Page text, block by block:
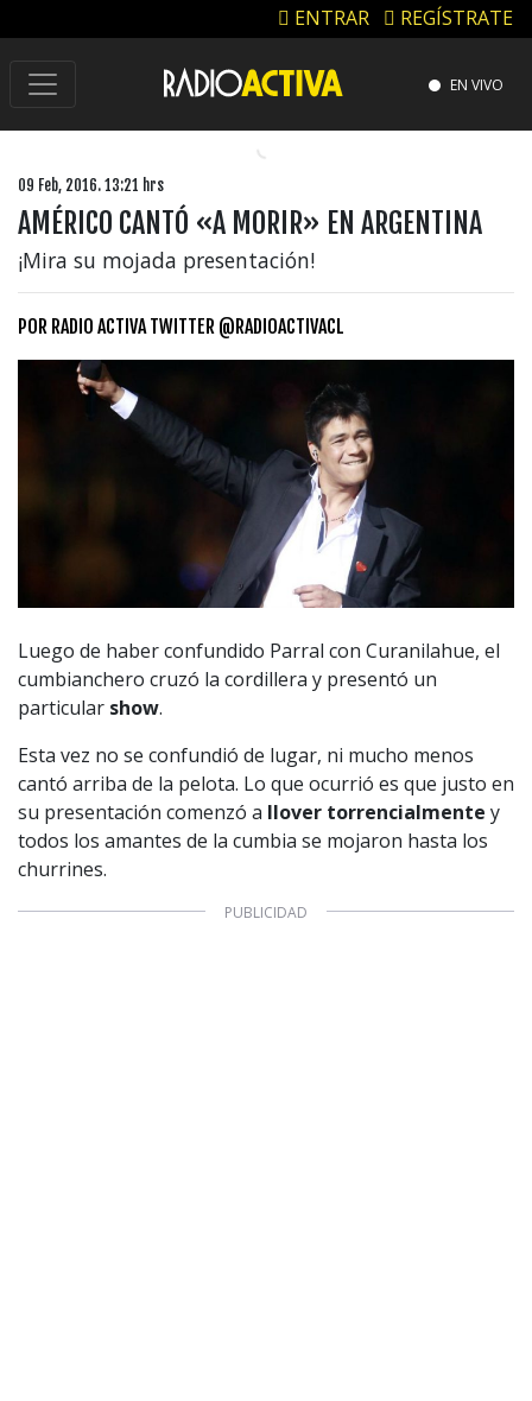
ENTRAR REGÍSTRATE
EN VIVO
09 Feb, 2016. 13:21 hrs
AMÉRICO CANTÓ «A MORIR» EN ARGENTINA
¡Mira su mojada presentación!
POR RADIO ACTIVA TWITTER @RADIOACTIVACL
Luego de haber confundido Parral con Curanilahue, el
cumbianchero cruzó la cordillera y presentó un
particular show.
Esta vez no se confundió de lugar, ni mucho menos
cantó arriba de la pelota. Lo que ocurrió es que justo en
su presentación comenzó a llover torrencialmente y
todos los amantes de la cumbia se mojaron hasta los
churrines.